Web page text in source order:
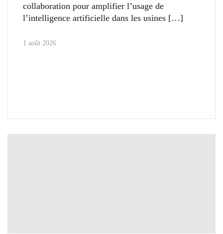
collaboration pour amplifier l’usage de
l’intelligence artificielle dans les usines
1 août 2026